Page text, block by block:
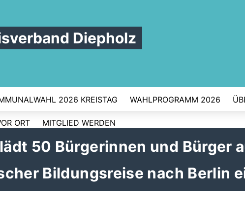
Diepholz
2026 KREISTAG WAHLPROGRAMM 2026
ORT MITGLIED WERDEN
50 Bürgerinnen und Bürger
Bildungsreise nach Berlin